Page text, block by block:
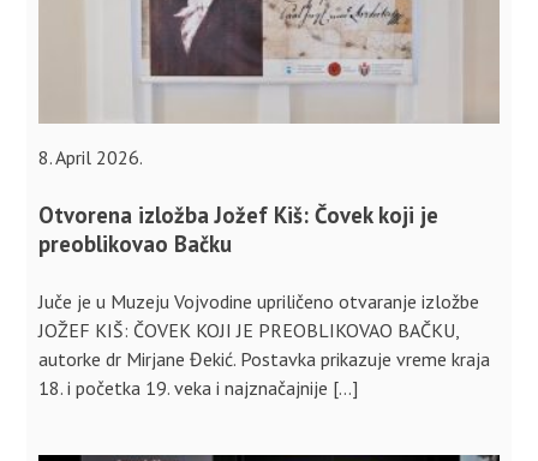
8. April 2026.
Otvorena izložba Jožef Kiš: Čovek koji je
preoblikovao Bačku
Juče je u Muzeju Vojvodine upriličeno otvaranje izložbe
JOŽEF KIŠ: ČOVEK KOJI JE PREOBLIKOVAO BAČKU,
autorke dr Mirjane Đekić. Postavka prikazuje vreme kraja
18. i početka 19. veka i najznačajnije […]